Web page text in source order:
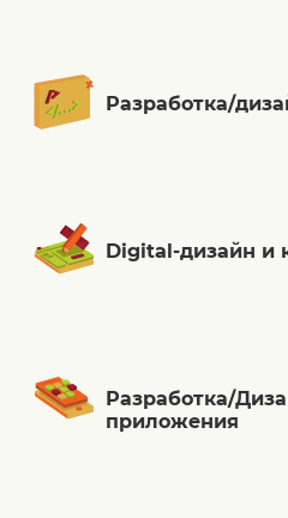
Разработка/
Digital-дизайн и
Разработка/
приложения